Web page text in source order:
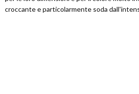
croccante e particolarmente soda